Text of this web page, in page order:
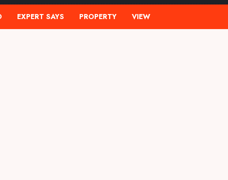
EXPERT SAYS PROPERTY VIEW